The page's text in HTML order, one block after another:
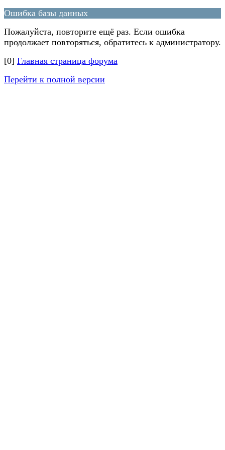
Ошибка базы данных
Пожалуйста, повторите ещё раз. Если ошибка
продолжает повторяться, обратитесь к администратору.
[0] Главная страница форума
Перейти к полной версии